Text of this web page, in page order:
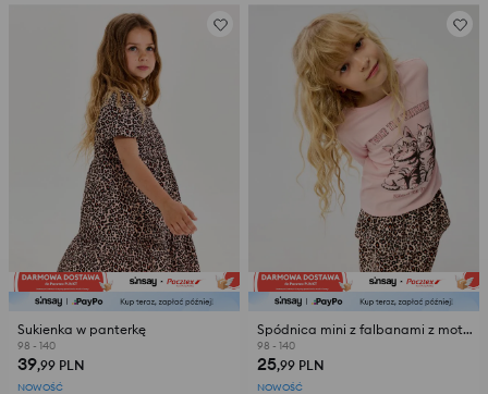
Sukienka w panterkę
98 - 140
39,99 PLN
NOWOŚĆ
Spódnica mini z falbanami z motywem panterki
98 - 140
25,99 PLN
NOWOŚĆ